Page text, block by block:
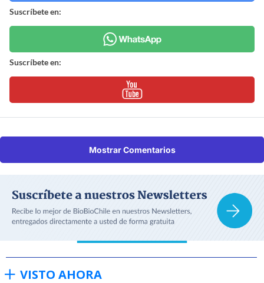
Suscríbete en:
Suscríbete en:
Mostrar Comentarios
VISTO AHORA